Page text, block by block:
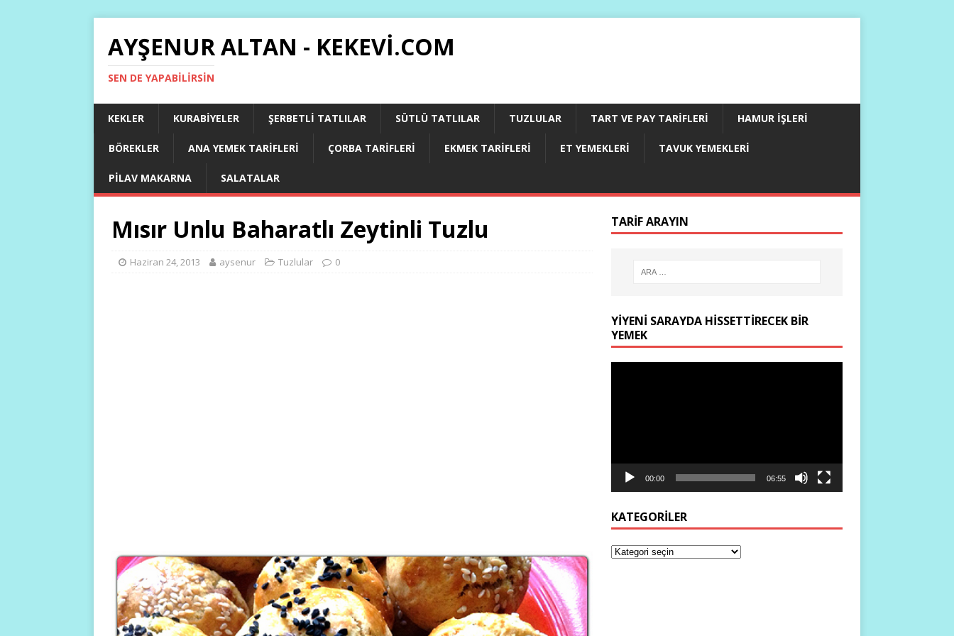
AYŞENUR ALTAN - KEKEVI.COM
SEN DE YAPABILIRSIN
KEKLER KURABIYELER ŞERBETLI TATLILAR SÜTLÜ TATLILAR TUZLULAR TART VE PAY TARIFLERI HAMUR İŞLERI
BÖREKLER ANA YEMEK TARIFLERI ÇORBA TARIFLERI EKMEK TARIFLERI ET YEMEKLERI TAVUK YEMEKLERI
PILAV MAKARNA SALATALAR
Mısır Unlu Baharatlı Zeytinli Tuzlu
Haziran 24, 2013 aysenur Tuzlular 0
TARIF ARAYIN
YIYENI SARAYDA HISSETTIRECEK BIR
YEMEK
00:00 06:55
KATEGORILER